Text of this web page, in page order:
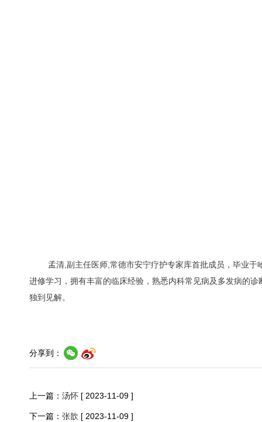
孟清,副主任医师,常德市安宁疗护专家库首批成员，毕业于
进修学习，拥有丰富的临床经验，熟悉内科常见病及多发病的
独到见解。
分享到：
上一篇： 汤怀 [ 2023-11-09 ]
下一篇： 张歆 [ 2023-11-09 ]